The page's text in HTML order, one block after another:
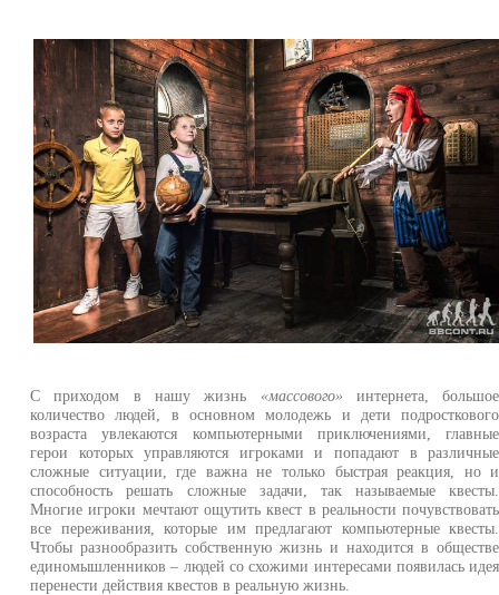
С приходом в нашу жизнь «массового» интернета, большое
количество людей, в основном молодежь и дети подросткового
возраста увлекаются компьютерными приключениями, главные
герои которых управляются игроками и попадают в различные
сложные ситуации, где важна не только быстрая реакция, но и
способность решать сложные задачи, так называемые квесты.
Многие игроки мечтают ощутить квест в реальности почувствовать
все переживания, которые им предлагают компьютерные квесты.
Чтобы разнообразить собственную жизнь и находится в обществе
единомышленников – людей со схожими интересами появилась идея
перенести действия квестов в реальную жизнь.